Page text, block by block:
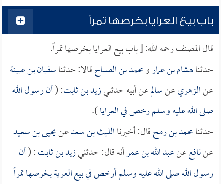
باب بيع العرايا بخرصها تمراً
قال المصنف رحمه الله: [ باب بيع العرايا بخرصها تمراً.
حدثناهشام بن عمارومحمد بن الصباحقالا: حدثناسفيان بن عيينة
عنالزهريعنسالمعن أبيه حدثنيزيد بن ثابت: (أن رسول الله
صلى الله عليه وسلم رخص في العرايا).
حدثنامحمد بن رمحقال: أخبرناالليث بن سعدعنيحيى بن سعيد
عننافععنعبد الله بن عمرأنه قال: حدثنيزيد بن ثابت: (أن
رسول الله صلى الله عليه وسلم أرخص في بيع العرية بخرصها تمراً